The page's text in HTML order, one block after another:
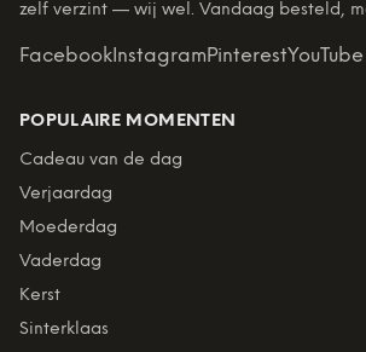
zelf verzint — wij wel. Vandaag besteld,
Facebook InstagramPinterestYouTube
POPULAIRE MOMENTEN
Cadeau van de dag
Verjaardag
Moederdag
Vaderdag
Kerst
Sinterklaas